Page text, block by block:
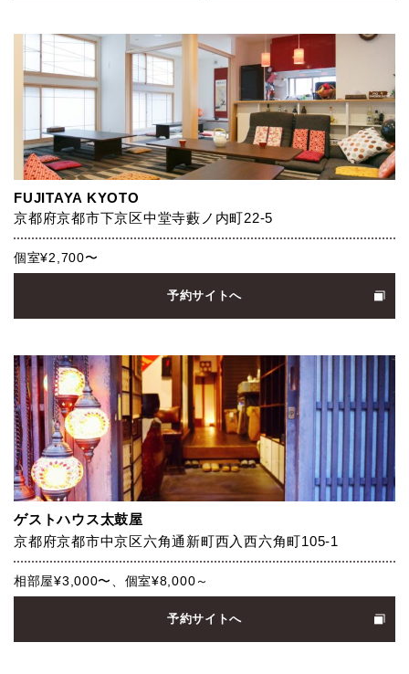
FUJITAYA KYOTO
京都府京都市下京区中堂寺藪ノ内町22-5
個室¥2,700〜
予約サイトへ
ゲストハウス太鼓屋
京都府京都市中京区六角通新町西入西六角町105-1
相部屋¥3,000〜、個室¥8,000～
予約サイトへ